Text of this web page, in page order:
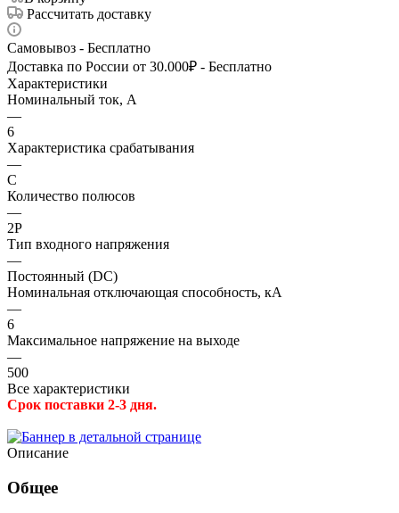
Рассчитать доставку
Самовывоз - Бесплатно
Доставка по России от 30.000₽ - Бесплатно
Характеристики
Номинальный ток, А
—
6
Характеристика срабатывания
—
C
Количество полюсов
—
2P
Тип входного напряжения
—
Постоянный (DC)
Номинальная отключающая способность, кА
—
6
Максимальное напряжение на выходе
—
500
Все характеристики
Срок поставки 2-3 дня.
Описание
Общее